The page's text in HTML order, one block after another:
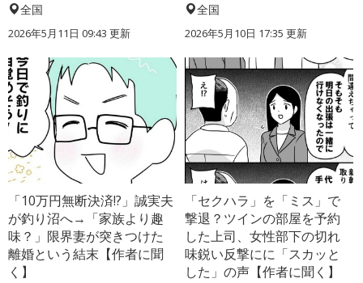
全国
2026年5月11日 09:43 更新
全国
2026年5月10日 17:35 更新
「10万円無断決済!?」誠実夫
が釣り沼へ→「家族より趣
味？」限界妻が突きつけた
離婚という結末【作者に聞
く】
「セクハラ」を「ミス」で
撃退？ツインの部屋を予約
した上司、女性部下の切れ
味鋭い反撃にに「スカッと
した」の声【作者に聞く】